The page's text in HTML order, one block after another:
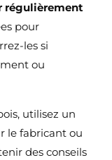
régulièrement
pour
les si
ou
utilisez un
le fabricant ou
des conseils